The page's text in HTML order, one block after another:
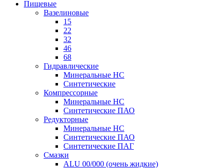
Пищевые
Вазелиновые
15
22
32
46
68
Гидравлические
Минеральные HC
Синтетические
Компрессорные
Минеральные HC
Синтетические ПАО
Редукторные
Минеральные HC
Синтетические ПАО
Синтетические ПАГ
Смазки
ALU 00/000 (очень жидкие)